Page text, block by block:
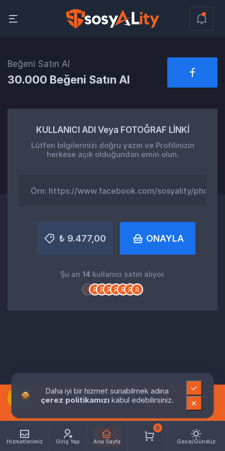
Hizmetlerimiz Giriş Yap Ana Sayfa
0
Gece/Gündüz
Beğeni Satın Al
30.000 Beğeni Satın Al
KULLANICI ADI Veya FOTOĞRAF LİNKİ
Lütfen bilgilerinizi doğru yazın ve Profilinizin
herkese açık olduğundan emin olun.
₺ 9.477,00 ONAYLA
Şu an 14 kullanıcı satın alıyor.
Daha iyi bir hizmet sunabilmek adına
çerez politikamızı kabul edebilirsiniz.